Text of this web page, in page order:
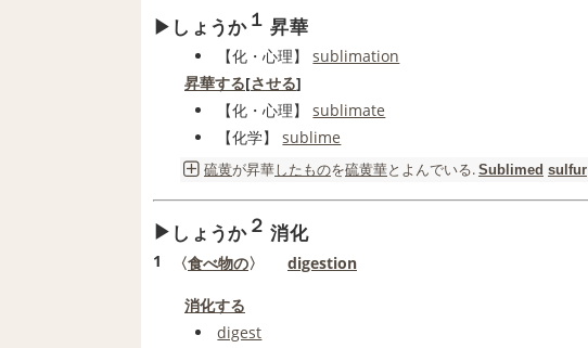
しょうか１ 昇華
【化 ・心理】
sublimation
昇華する[させる]
【化・心理】
sublimate
【化学】
sublime
硫黄が昇華したものを硫黄華とよんでいる. Sublimed sulfur
しょうか２ 消化
1 〈食べ物の〉 digestion
消化する
digest